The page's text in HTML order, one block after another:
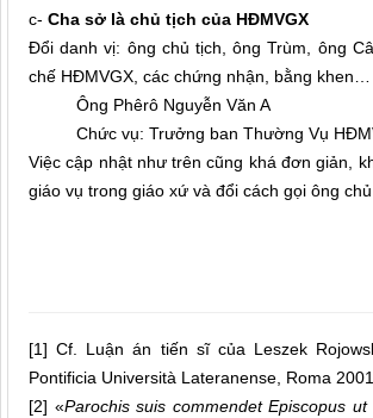
c- Cha sở là chủ tịch của HĐMVGX
Đổi danh vị: ông chủ tịch, ông Trùm, ông
chế HĐMVGX, các chứng nhận, bằng khen…
Ông Phêrô Nguyễn Văn A
Chức vụ: Trưởng ban Thường Vụ
Việc cập nhật như trên cũng khá đơn giản,
giáo vụ trong giáo xứ và đổi cách gọi ông
[1] Cf. Luận án tiến sĩ của Leszek
Pontificia Università Lateranense, Roma
[2] «Parochis suis commendet Episcopus